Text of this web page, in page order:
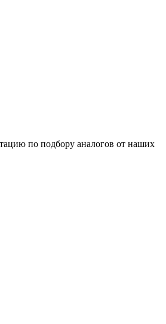
по подбору аналогов от наших